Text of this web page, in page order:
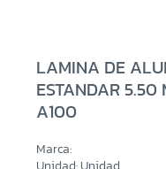
LAMINA DE
ESTANDAR 5.50
A100
Marca: